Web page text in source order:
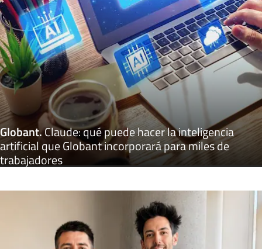
Globant.Claude: qué puede hacer la inteligencia
artificial que Globant incorporará para miles de
trabajadores